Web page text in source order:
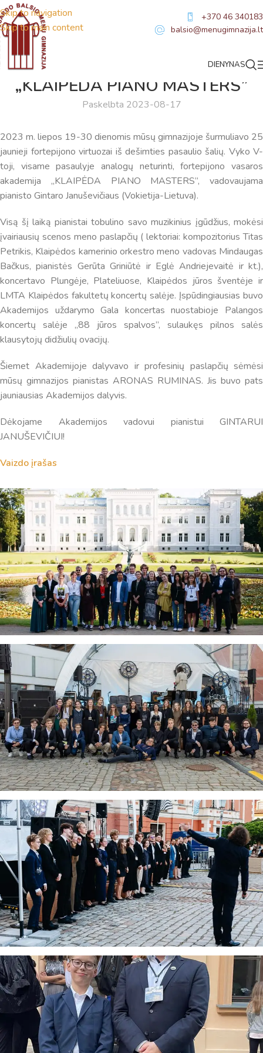
Skip to navigation
Skip to main content
+370 46 340183
balsio@menugimnazija.lt
DIENYNAS
„KLAIPĖDA PIANO MASTERS”
Paskelbta 2023-08-17
2023 m. liepos 19-30 dienomis mūsų gimnazijoje šurmuliavo 25
jaunieji fortepijono virtuozai iš dešimties pasaulio šalių. Vyko V-
toji, visame pasaulyje analogų neturinti, fortepijono vasaros
akademija „KLAIPĖDA PIANO MASTERS”, vadovaujama
pianisto Gintaro Januševičiaus (Vokietija-Lietuva).
Visą šį laiką pianistai tobulino savo muzikinius įgūdžius, mokėsi
įvairiausių scenos meno paslapčių ( lektoriai: kompozitorius Titas
Petrikis, Klaipėdos kamerinio orkestro meno vadovas Mindaugas
Bačkus, pianistės Gerūta Griniūtė ir Eglė Andriejevaitė ir kt.),
koncertavo Plungėje, Plateliuose, Klaipėdos jūros šventėje ir
LMTA Klaipėdos fakultetų koncertų salėje. Įspūdingiausias buvo
Akademijos uždarymo Gala koncertas nuostabioje Palangos
koncertų salėje ,,88 jūros spalvos”, sulaukęs pilnos salės
klausytojų didžiulių ovacijų.
Šiemet Akademijoje dalyvavo ir profesinių paslapčių sėmėsi
mūsų gimnazijos pianistas ARONAS RUMINAS. Jis buvo pats
jauniausias Akademijos dalyvis.
Dėkojame Akademijos vadovui pianistui GINTARUI
JANUŠEVIČIUI!
Vaizdo įrašas
Virtualus asistentas E. Balsio gimnazijos DI
Sveiki! Taip, aš esu virtualus. Tačiau dirbtinis intelektas
suteikia man galimybę ne tik analizuoti Jūsų klausimą, bet
dar tobulai atsimenu visą šioje svetainėje pateiktą
informaciją. Jei visgi man pritrūks išmanumo - pateiksiu
Jums reikiamus kontaktus, kur galėsite pasiklausti
atsakingo specialisto.
Taigi... kuo galėčiau Jums padėti?